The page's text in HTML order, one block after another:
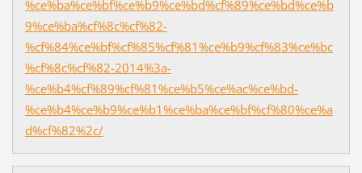
%ce%ba%ce%bf%ce%b9%ce%bd%cf%89%ce%bd%ce%b
9%ce%ba%cf%8c%cf%82-
%cf%84%ce%bf%cf%85%cf%81%ce%b9%cf%83%ce%bc
%cf%8c%cf%82-2014%3a-
%ce%b4%cf%89%cf%81%ce%b5%ce%ac%ce%bd-
%ce%b4%ce%b9%ce%b1%ce%ba%ce%bf%cf%80%ce%a
d%cf%82%2c/